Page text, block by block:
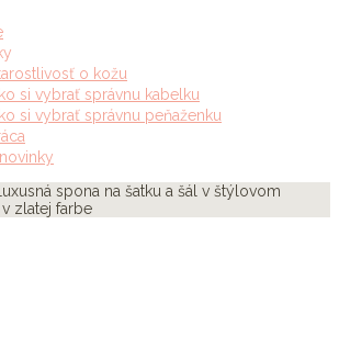
o kožu
si vybrať správnu kabelku
si vybrať správnu peňaženku
spona na šatku a šál v štýlovom
zlatej farbe